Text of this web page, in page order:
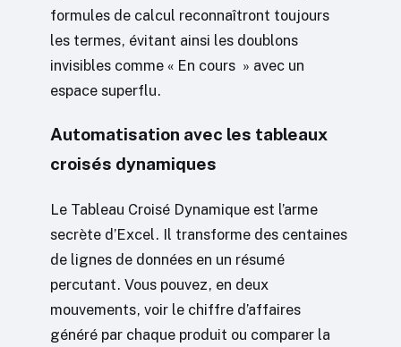
formules de calcul reconnaîtront toujours
les termes, évitant ainsi les doublons
invisibles comme « En cours » avec un
espace superflu.
Automatisation avec les tableaux
croisés dynamiques
Le Tableau Croisé Dynamique est l’arme
secrète d’Excel. Il transforme des centaines
de lignes de données en un résumé
percutant. Vous pouvez, en deux
mouvements, voir le chiffre d’affaires
généré par chaque produit ou comparer la